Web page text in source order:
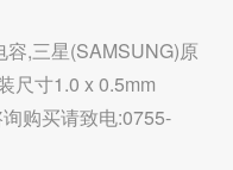
,三星(SAMSUNG)原
尺寸1.0 x 0.5mm
购买请致电:0755-